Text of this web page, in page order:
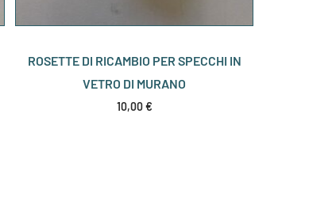
ROSETTE DI RICAMBIO PER SPECCHI IN
VETRO DI MURANO
10,00€